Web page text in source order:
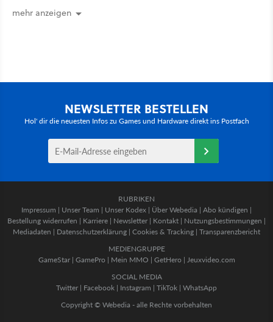
mehr anzeigen
NEWSLETTER BESTELLEN
Hol' dir die neuesten Infos zu Games und Hardware direkt ins Postfach
RUBRIKEN
Impressum | Unser Team | Unser Kodex | Über Webedia | Abo kündigen |
Bestellung widerrufen | Karriere | Newsletter | Kontakt | Nutzungsbestimmungen |
Mediadaten | Datenschutzerklärung | Cookies & Tracking | Transparenzbericht
MEDIENGRUPPE
GameStar| GamePro | Mein MMO | GetHero | Jeuxvideo.com
SOCIAL MEDIA
Twitter | Facebook | Instagram | TikTok | WhatsApp
Copyright © Webedia - alle Rechte vorbehalten